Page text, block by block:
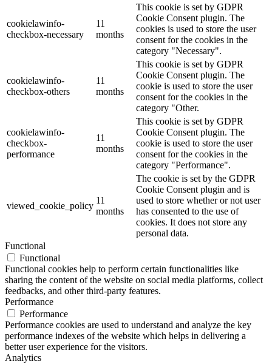
cookielawinfo-
checkbox-necessary
11
months
This cookie is set by GDPR
Cookie Consent plugin. The
cookies is used to store the user
consent for the cookies in the
category "Necessary".
cookielawinfo-
checkbox-others
11
months
This cookie is set by GDPR
Cookie Consent plugin. The
cookie is used to store the user
consent for the cookies in the
category "Other.
cookielawinfo-
checkbox-
performance
11
months
This cookie is set by GDPR
Cookie Consent plugin. The
cookie is used to store the user
consent for the cookies in the
category "Performance".
viewed_cookie_policy
11
months
The cookie is set by the GDPR
Cookie Consent plugin and is
used to store whether or not user
has consented to the use of
cookies. It does not store any
personal data.
Functional
Functional
Functional cookies help to perform certain functionalities like
sharing the content of the website on social media platforms, collect
feedbacks, and other third-party features.
Performance
Performance
Performance cookies are used to understand and analyze the key
performance indexes of the website which helps in delivering a
better user experience for the visitors.
Analytics